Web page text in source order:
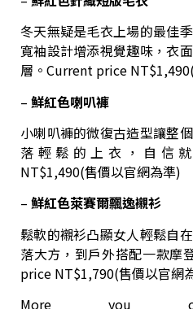
冬天無疑是毛衣上場的最佳
寬袖設計增添視覺趣味，衣
層。Current price
– 鮮紅色喇叭褲
小喇叭褲的微復古造型讓整
落輕鬆的上衣，自信
NT$1,490(售價以官網為準)
– 鮮紅色萊賽爾飄逸襯衫
鬆軟的襯衫凸顯女人輕鬆自
落大方，到戶外搭配一款摩
price NT$1,790(售價以官網
More you